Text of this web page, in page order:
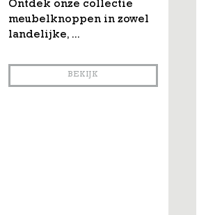
Ontdek onze collectie
meubelknoppen in zowel
landelijke, ...
BEKIJK